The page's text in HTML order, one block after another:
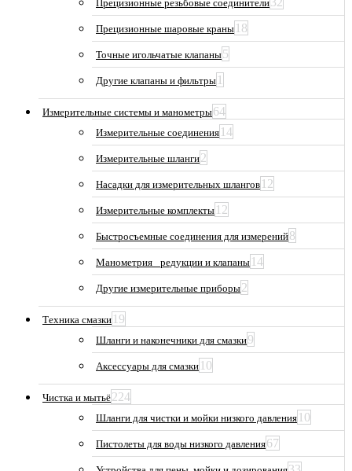
Прецизионные резьбовые соединители
Прецизионные шаровые краны 18
Точные игольчатые клапаны5
Другие клапаны и фильтры 1
Измерительные системы и манометры64
Измерительные соединения 14
Измерительные шланги2
Насадки для измерительных шлангов 12
Измерительные комплекты 12
Быстросъемные соединения для измерений8
Манометрия_ редукции и клапаны 14
Другие измерительные приборы2
Техника смазки 19
Шланги и наконечники для смазки9
Аксессуары для смазки 10
Чистка и мытьё224
Шланги для чистки и мойки низкого давления 10
Пистолеты для воды низкого давления67